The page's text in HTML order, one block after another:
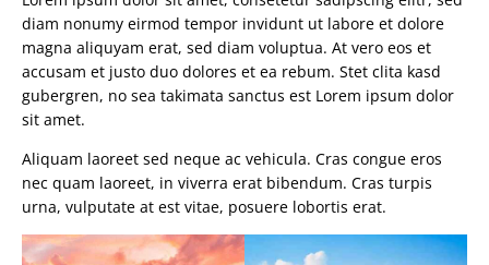
diam nonumy eirmod tempor invidunt ut labore et dolore
magna aliquyam erat, sed diam voluptua. At vero eos et
accusam et justo duo dolores et ea rebum. Stet clita kasd
gubergren, no sea takimata sanctus est Lorem ipsum dolor
sit amet.
Aliquam laoreet sed neque ac vehicula. Cras congue eros
nec quam laoreet, in viverra erat bibendum. Cras turpis
urna, vulputate at est vitae, posuere lobortis erat.